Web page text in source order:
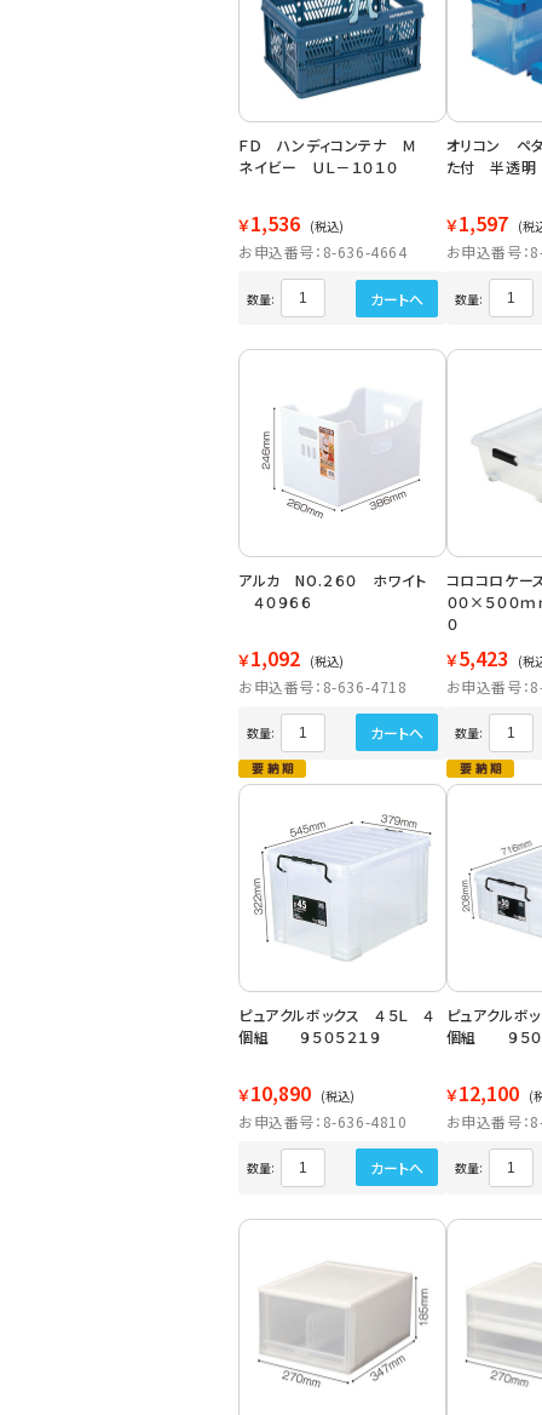
ＦＤ ハンディコンテナ Ｍ
ネイビー ＵＬ－１０１０
￥1,536 (税込)
お申込番号：8-636-4664
数量: カートへ
オリコン ペ
た付 半透明
￥1,597 (税
お申込番号
数量:
アルカ NO.２６０ ホワイト
４０９６６
￥1,092 (税込)
お申込番号：8-636-4718
数量: カートへ
コロコロケ
００×５００
０
￥5,423 (税
お申込番号
数量:
ピュアクルボックス ４５Ｌ ４
個組 ９５０５２１９
￥10,890 (税込)
お申込番号：8-636-4810
数量: カートへ
ピュアクルボ
個組 ９５０
￥12,100 (
お申込番号
数量: